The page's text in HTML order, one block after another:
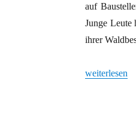
auf
Junge Leute
ihrer
„Lieber
weiterlesen